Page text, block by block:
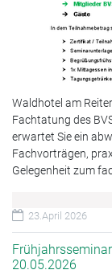
Waldhotel am
Fachtatung des
erwartet Sie ein
Fachvorträgen,
Gelegenheit zum
23.April 2026
20.05.2026